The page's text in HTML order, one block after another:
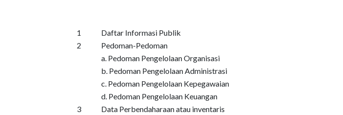
1 Daftar Informasi Publik
2
Pedoman-Pedoman
a. Pedoman Pengelolaan Organisasi
b. Pedoman Pengelolaan Administrasi
c. Pedoman Pengelolaan Kepegawaian
d. Pedoman Pengelolaan Keuangan
3
Data Perbendaharaan atau inventaris